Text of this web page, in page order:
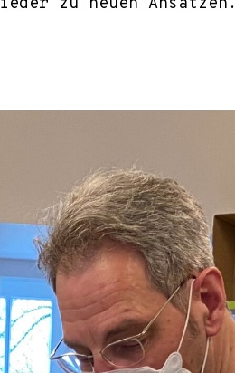
zu neuen Ansätzen.